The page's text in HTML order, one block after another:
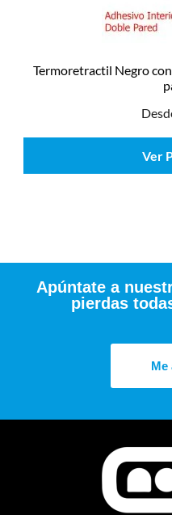
Termoretractil Negro
Ver
Apúntate a
pierdas
Me